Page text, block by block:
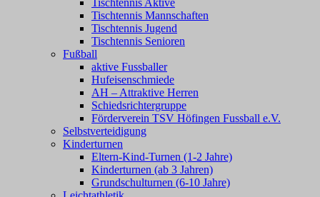
Tischtennis Aktive
Tischtennis Mannschaften
Tischtennis Jugend
Tischtennis Senioren
Fußball
aktive Fussballer
Hufeisenschmiede
AH – Attraktive Herren
Schiedsrichtergruppe
Förderverein TSV Höfingen Fussball e.V.
Selbstverteidigung
Kinderturnen
Eltern-Kind-Turnen (1-2 Jahre)
Kinderturnen (ab 3 Jahren)
Grundschulturnen (6-10 Jahre)